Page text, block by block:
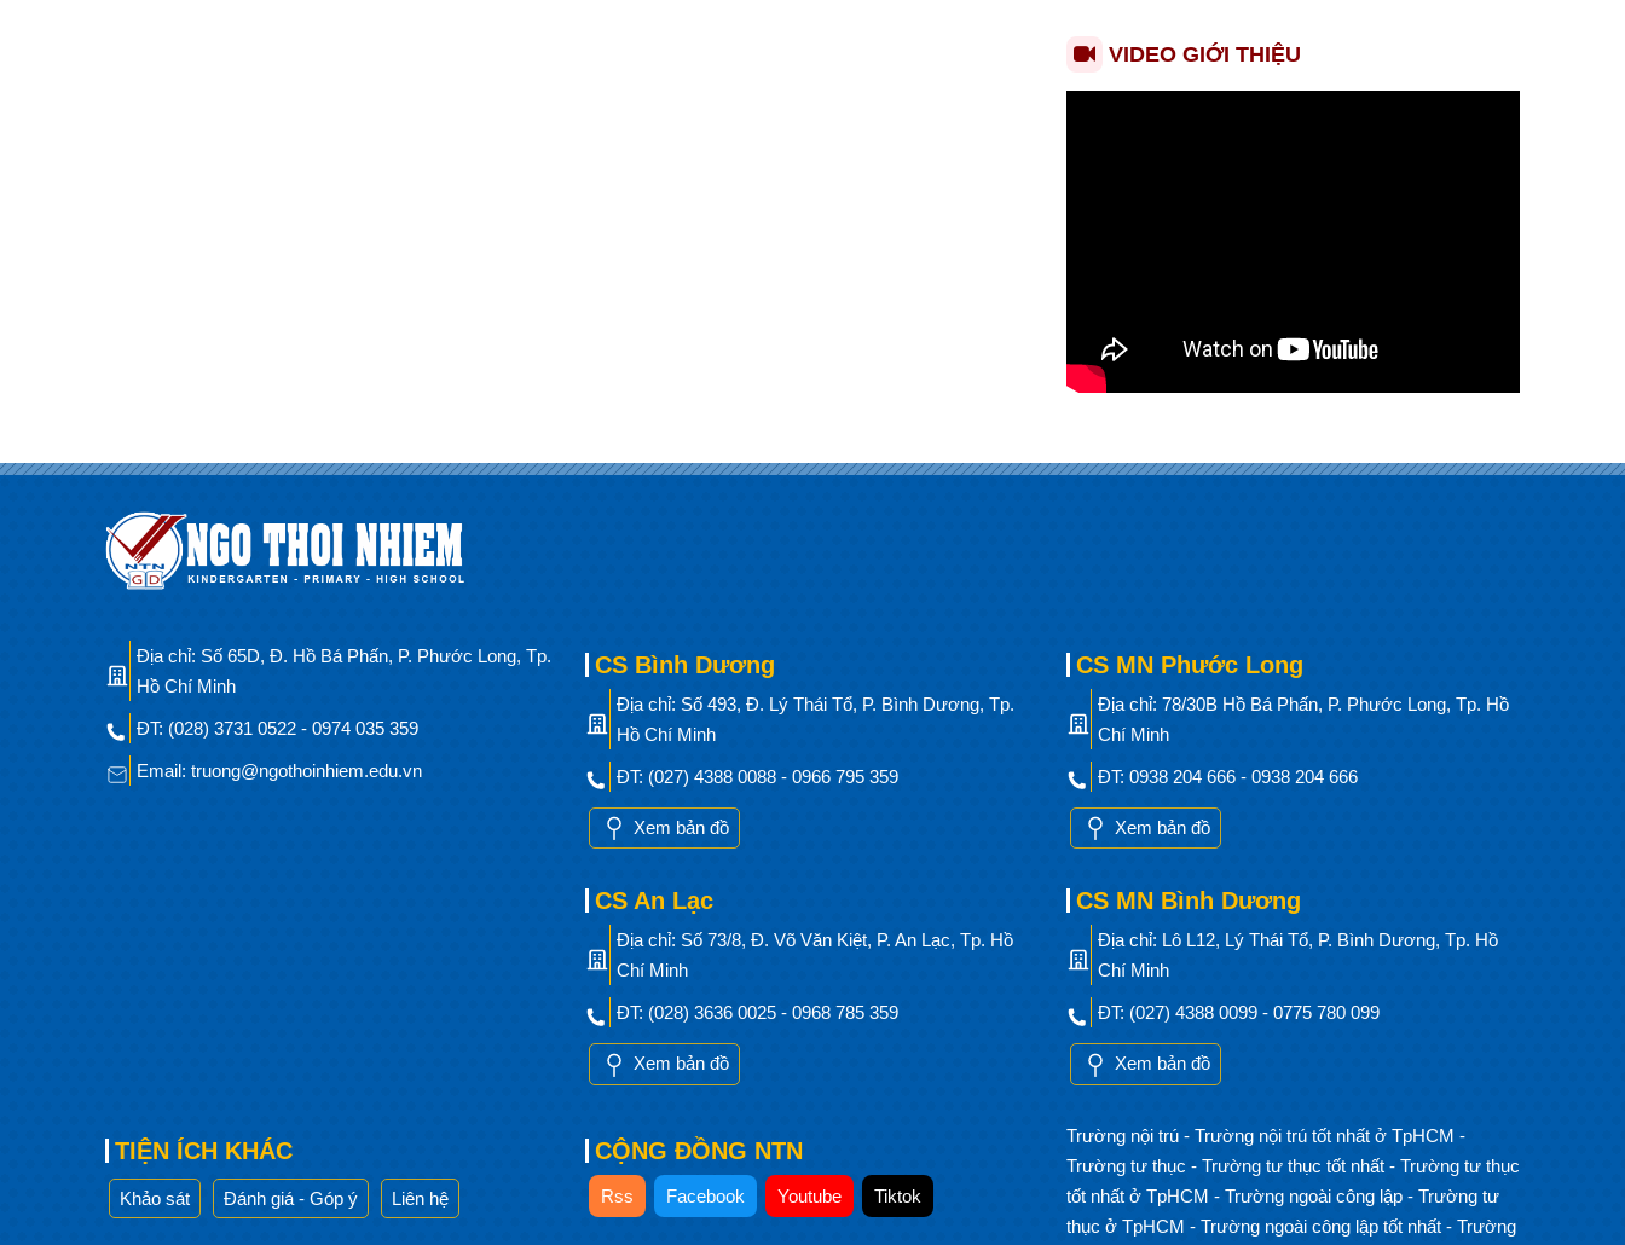
VIDEO GIỚI THIỆU
Địa chỉ: Số 65D, Đ. Hồ Bá Phấn, P. Phước Long, Tp.
Hồ Chí Minh
ĐT: (028) 3731 0522 - 0974 035 359
Email: truong@ngothoinhiem.edu.vn
CS Bình Dương
Địa chỉ: Số 493, Đ. Lý Thái Tổ, P. Bình Dương, Tp.
Hồ Chí Minh
ĐT: (027) 4388 0088 - 0966 795 359
Xem bản đồ
CS An Lạc
Địa chỉ: Số 73/8, Đ. Võ Văn Kiệt, P. An Lạc, Tp. Hồ
Chí Minh
ĐT: (028) 3636 0025 - 0968 785 359
Xem bản đồ
CS MN Phước Long
Địa chỉ: 78/30B Hồ Bá Phấn, P. Phước Long, Tp. Hồ
Chí Minh
ĐT: 0938 204 666 - 0938 204 666
Xem bản đồ
CS MN Bình Dương
Địa chỉ: Lô L12, Lý Thái Tổ, P. Bình Dương, Tp. Hồ
Chí Minh
ĐT: (027) 4388 0099 - 0775 780 099
Xem bản đồ
TIỆN ÍCH KHÁC
Khảo sát Đánh giá - Góp ý Liên hệ
CỘNG ĐỒNG NTN
Rss Facebook Youtube Tiktok
Trường nội trú - Trường nội trú tốt nhất ở TpHCM -
Trường tư thục - Trường tư thục tốt nhất - Trường tư thục
tốt nhất ở TpHCM - Trường ngoài công lập - Trường tư
thục ở TpHCM - Trường ngoài công lập tốt nhất - Trường